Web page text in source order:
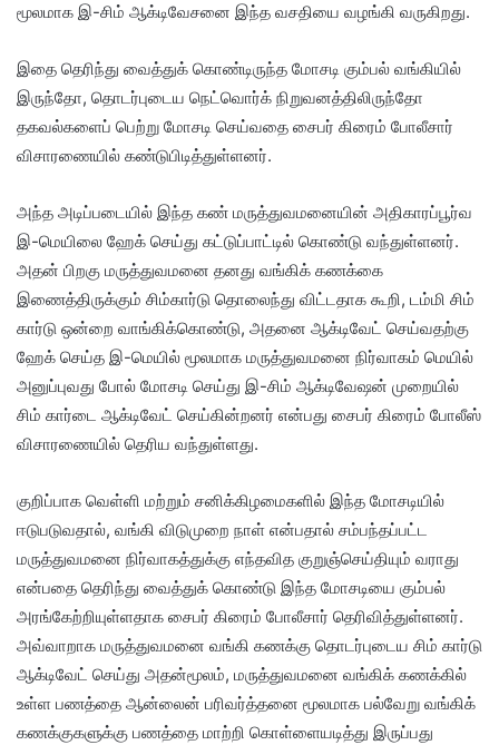
மூலமாக இ-சிம் ஆக்டிவேசனை இந்த வசதியை வழங்கி வருகிறது.
இதை தெரிந்து வைத்துக் கொண்டிருந்த மோசடி கும்பல் வங்கியில்
இருந்தோ, தொடர்புடைய நெட்வொர்க் நிறுவனத்திலிருந்தோ
தகவல்களைப் பெற்று மோசடி செய்வதை சைபர் கிரைம் போலீசார்
விசாரணையில் கண்டுபிடித்துள்ளனர்.
அந்த அடிப்படையில் இந்த கண் மருத்துவமனையின் அதிகாரப்பூர்வ
இ-மெயிலை ஹேக் செய்து கட்டுப்பாட்டில் கொண்டு வந்துள்ளனர்.
அதன் பிறகு மருத்துவமனை தனது வங்கிக் கணக்கை
இணைத்திருக்கும் சிம்கார்டு தொலைந்து விட்டதாக கூறி, டம்மி சிம்
கார்டு ஒன்றை வாங்கிக்கொண்டு, அதனை ஆக்டிவேட் செய்வதற்கு
ஹேக் செய்த இ-மெயில் மூலமாக மருத்துவமனை நிர்வாகம் மெயில்
அனுப்புவது போல் மோசடி செய்து இ-சிம் ஆக்டிவேஷன் முறையில்
சிம் கார்டை ஆக்டிவேட் செய்கின்றனர் என்பது சைபர் கிரைம் போலீஸ்
விசாரணையில் தெரிய வந்துள்ளது.
குறிப்பாக வெள்ளி மற்றும் சனிக்கிழமைகளில் இந்த மோசடியில்
ஈடுபடுவதால், வங்கி விடுமுறை நாள் என்பதால் சம்பந்தப்பட்ட
மருத்துவமனை நிர்வாகத்துக்கு எந்தவித குறுஞ்செய்தியும் வராது
என்பதை தெரிந்து வைத்துக் கொண்டு இந்த மோசடியை கும்பல்
அரங்கேற்றியுள்ளதாக சைபர் கிரைம் போலீசார் தெரிவித்துள்ளனர்.
அவ்வாறாக மருத்துவமனை வங்கி கணக்கு தொடர்புடைய சிம் கார்டு
ஆக்டிவேட் செய்து அதன்மூலம், மருத்துவமனை வங்கிக் கணக்கில்
உள்ள பணத்தை ஆன்லைன் பரிவர்த்தனை மூலமாக பல்வேறு வங்கிக்
கணக்குகளுக்கு பணத்தை மாற்றி கொள்ளையடித்து இருப்பது